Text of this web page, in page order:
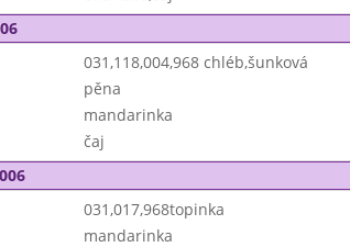
031,118,004,968 chléb,šunková
pěna
mandarinka
čaj
031,017,968topinka
mandarinka